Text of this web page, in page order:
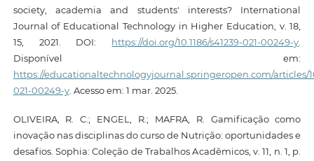
society, academia and students' interests? International
Journal of Educational Technology in Higher Education, v. 18,
15, 2021. DOI: https://doi.org/10.1186/s41239-021-00249-y
Disponível em:
https://educationaltechnologyjournal.springeropen.com/articles/
021-00249-y. Acesso em: 1 mar. 2025.
OLIVEIRA, R. C.; ENGEL, R.; MAFRA, R. Gamificação como
inovação nas disciplinas do curso de Nutrição: oportunidades e
desafios. Sophia: Coleção de Trabalhos Acadêmicos, v. 11, n. 1, p.